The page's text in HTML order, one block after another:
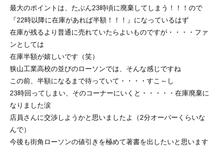
最大のポイントは、たぶん23時頃に廃棄してしまう！！！ので
『22時以降に在庫があれば半額！！！』になっているはず
在庫が残るより普通に売れていたらよいものですが・・・・ファ
ンとしては
在庫半額が嬉しいです（笑）
狭山工業高校の並びのローソンでは、そんな感じですね
この前、半額になるまで待っていて・・・・すこ～し
23時回ってしまい、そのコーナーにいくと・・・・・在庫廃棄に
なりました涙
店員さんに交渉しようかと思いましたよ（2分オーバーくらいな
んで）
今後も街角ローソンの値引きを極めて著書を出したいと思います